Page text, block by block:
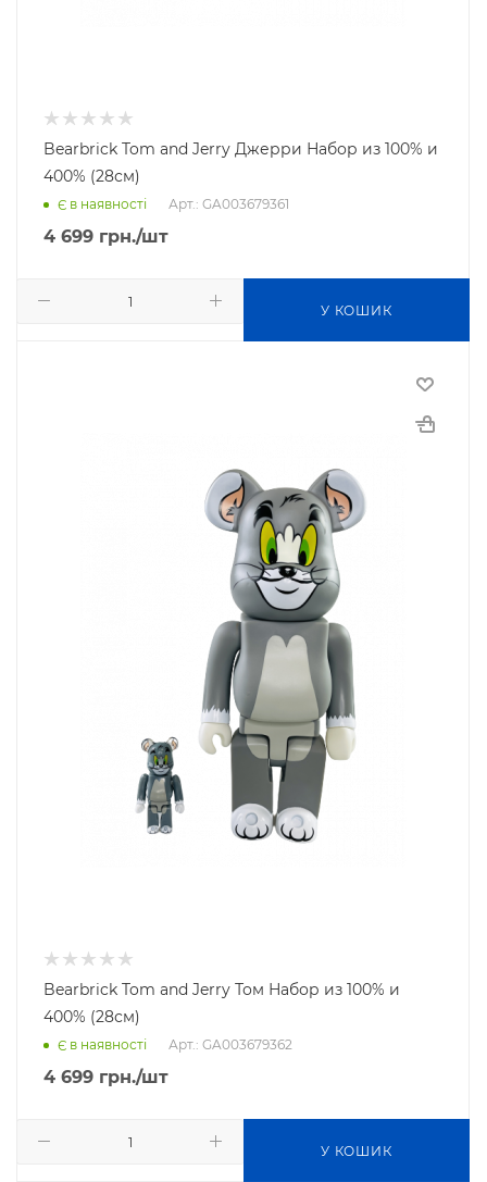
Bearbrick Tom and Jerry Джерри Набор из 100% и
400% (28см)
Є в наявності Арт.: GA003679361
4 699 грн./шт
У КОШИК
Bearbrick Tom and Jerry Том Набор из 100% и
400% (28см)
Є в наявності Арт.: GA003679362
4 699 грн./шт
У КОШИК